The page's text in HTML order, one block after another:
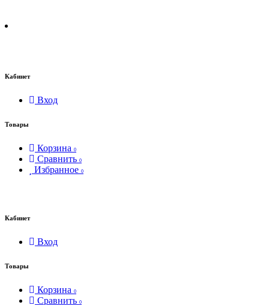
Кабинет
Вход
Товары
Корзина 0
Сравнить 0
Избранное 0
Кабинет
Вход
Товары
Корзина 0
Сравнить 0